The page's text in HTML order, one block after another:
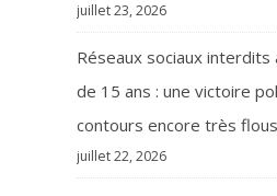
juillet 23, 2026
Réseaux sociaux interdits
de 15 ans : une victoire
contours encore très flous
juillet 22, 2026